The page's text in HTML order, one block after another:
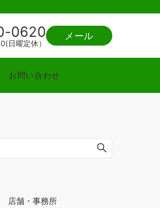
0620
日曜定休）
メール
お問い合わせ
店舗・事務所